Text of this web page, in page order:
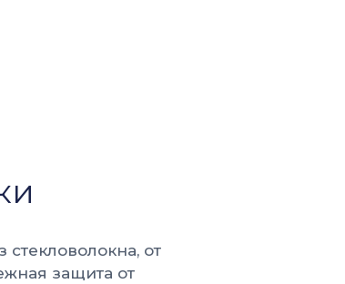
от
защита от